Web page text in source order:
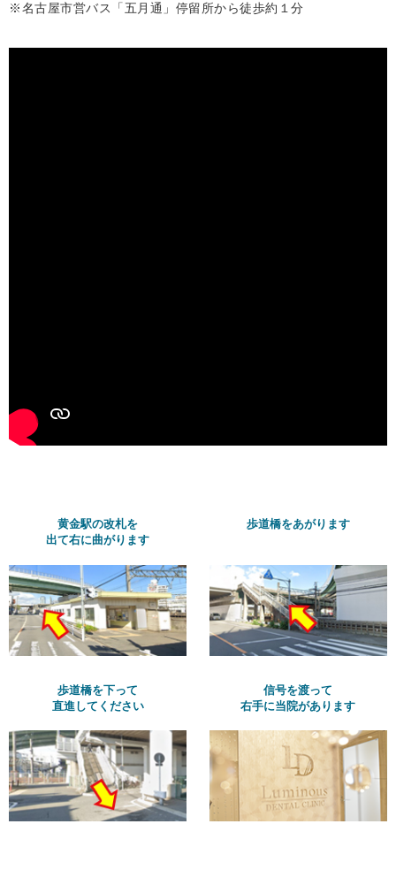
※名古屋市営バス「五月通」停留所から徒歩約１分
黄金駅の改札を
出て右に曲がります
歩道橋をあがります
歩道橋を下って
直進してください
信号を渡って
右手に当院があります